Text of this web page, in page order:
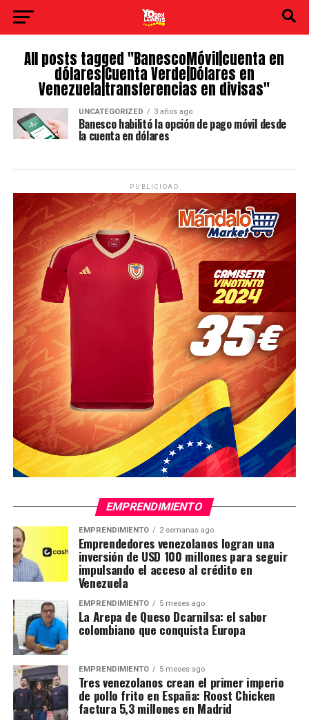
All posts tagged "BanescoMóvil|cuenta en
dólares|Cuenta Verde|Dólares en
Venezuela|transferencias en divisas"
UNCATEGORIZED 3 años ago
Banesco habilitó la opción de pago móvil desde
la cuenta en dólares
PUBLICIDAD
EMPRENDIMIENTO
EMPRENDIMIENTO 2 semanas ago
Emprendedores venezolanos logran una
inversión de USD 100 millones para seguir
impulsando el acceso al crédito en
Venezuela
EMPRENDIMIENTO 5 meses ago
La Arepa de Queso Dcarnilsa: el sabor
colombiano que conquista Europa
EMPRENDIMIENTO 5 meses ago
Tres venezolanos crean el primer imperio
de pollo frito en España: Roost Chicken
factura 5,3 millones en Madrid